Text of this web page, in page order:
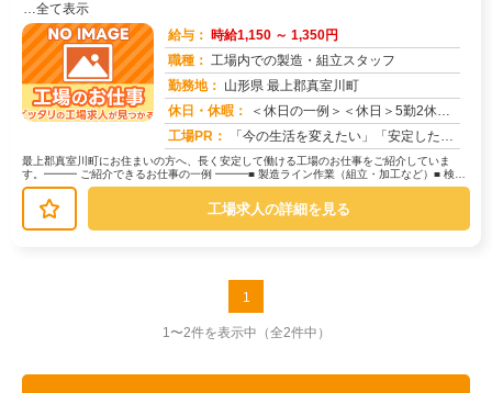
…全て表示
給与： 時給1,150 ～ 1,350円
職種： 工場内での製造・組立スタッフ
勤務地： 山形県 最上郡真室川町
休日・休暇：
＜休日の一例＞＜休日＞5勤2休（工場カレンダーによる）★ＧＷ・夏季・年末年始休暇あり★有給休暇あり※配属先により休...
工場PR：
「今の生活を変えたい」「安定した収入がほしい」そんなあなたの想いに応えます。株式会社京栄センターは、工場・製造業に...
最上郡真室川町にお住まいの方へ、長く安定して働ける工場のお仕事をご紹介していま
す。━━━ ご紹介できるお仕事の一例 ━━━■ 製造ライン作業（組立・加工など）■ 検
査・検品（目視チェックなど）■...
工場求人の詳細を見る
1
1〜2件を表示中 （全2件中）